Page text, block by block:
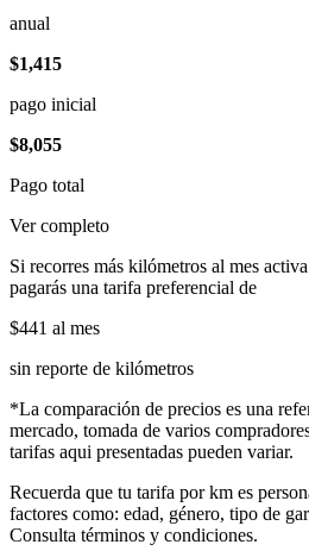
anual
$1,415
pago inicial
$8,055
Pago total
Ver completo
Si recorres más kilómetros al mes
pagarás una tarifa preferencial de
$441 al mes
sin reporte de kilómetros
*La comparación de precios es una
mercado, tomada de varios
tarifas aqui presentadas pueden variar.
Recuerda que tu tarifa por km es
factores como: edad, género, tipo de
Consulta términos y condiciones.